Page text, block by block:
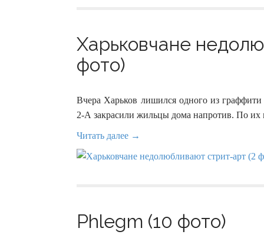
Харьковчане
фото)
Вчера Харьков лишился одного из
2-А закрасили жильцы дома напротив. По
Читать далее →
Phlegm (10 фото)